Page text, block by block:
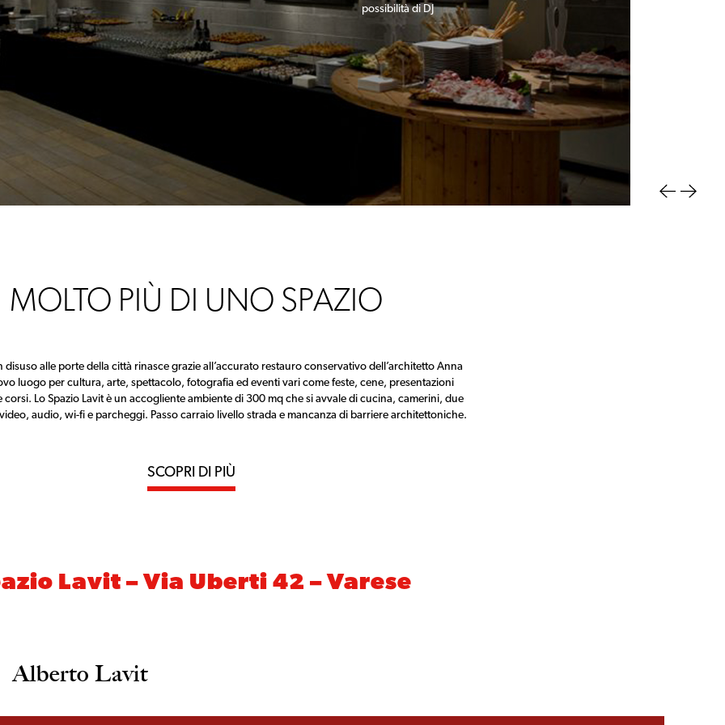
possibilità di DJ
comunioni e cresime
cucina d'appoggio
disuso alle porte della città rinasce grazie all’accurato restauro conservativo dell’architetto Anna
luogo per cultura, arte, spettacolo, fotografia ed eventi vari come feste, cene, presentazioni
Alberto Lavit